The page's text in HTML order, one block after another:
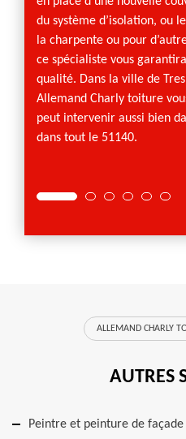
du système d’isolation, ou
la charpente ou pour
ce spécialiste vous
qualité. Dans la ville de
Allemand Charly toiture
peut intervenir aussi bien
dans tout le 51140.
ALLEMAND CHARLY
AUTRES
Peintre et peinture de façade